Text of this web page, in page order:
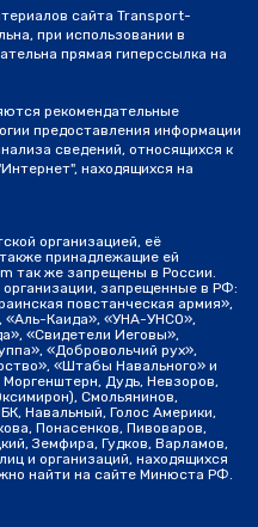
сайта Transport-
при использовании в
прямая гиперссылка на
рекомендательные
предоставления информации
сведений, относящихся к
находящихся на
организацией, её
принадлежащие ей
так же запрещены в России.
запрещенные в РФ:
повстанческая армия»,
«Аль-Каида», «УНА-УНСО»,
«Свидетели Иеговы»,
«Добровольчий рух»,
«Штабы Навального» и
Моргенштерн, Дудь, Невзоров,
Смольянинов,
Навальный, Голос Америки,
Понасенков, Пивоваров,
Земфира, Гудков, Варламов,
и организаций, находящихся
найти на сайте Минюста РФ.